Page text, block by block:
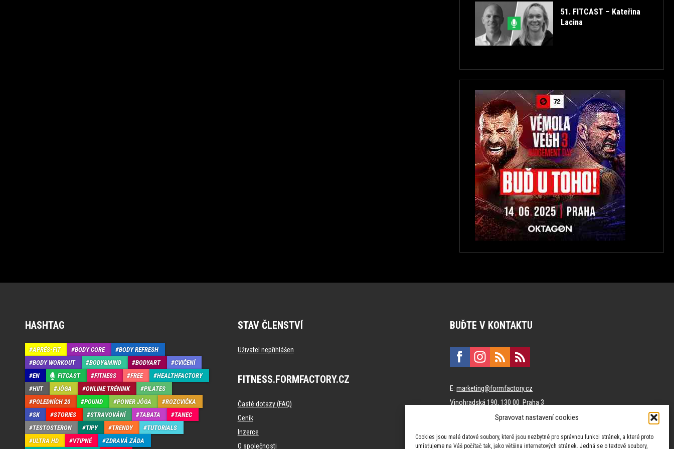
Spravovat nastavení cookies
Cookies jsou malé datové soubory, které jsou nezbytné pro správnou funkci stránek, a které proto
umísťujeme na Váš počítač tak, jako většina internetových stránek. Jedná se o textové soubory,
51. FITCAST – Kateřina
Lacina
HASHTAG
APRÉS-FIT BODY CORE
BODY REFRESH
BODY WORKOUT
BODY&MIND BODYART
CVIČENÍ
EN
FITCAST FITNESS FREE
HEALTHFACTORY
HIIT
JÓGA ONLINE TRÉNINK
PILATES
POLEDNÍCH 20
POUND POWER JÓGA
ROZCVIČKA
SK
STORIES STRAVOVÁNÍ TABATA
TANEC
TESTOSTERON
TIPY TRENDY
TUTORIALS
ULTRA HD
VTIPNÉ ZDRAVÁ ZÁDA
STAV ČLENSTVÍ
Uživatel nepřihlášen
FITNESS.FORMFACTORY.CZ
Časté dotazy (FAQ)
Ceník
Inzerce
O společnosti
BUĎTE V KONTAKTU
E:marketing@formfactory.cz
Vinohradská 190, 130 00 Praha 3